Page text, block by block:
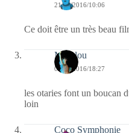
21/09/2016/10:06
Ce doit être un très beau
Marylou
03/09/2016/18:27
les otaries font un boucan
loin
Coco Symphonie